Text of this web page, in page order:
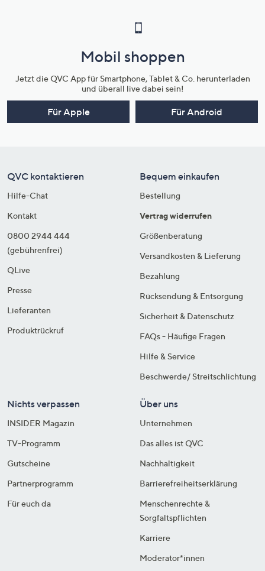
Mobil shoppen
Jetzt die QVC App für Smartphone, Tablet & Co. herunterladen
und überall live dabei sein!
Für Apple Für Android
QVC kontaktieren
Hilfe-Chat
Kontakt
0800 2944 444
(gebührenfrei)
QLive
Presse
Lieferanten
Produktrückruf
Bequem einkaufen
Bestellung
Vertrag widerrufen
Größenberatung
Versandkosten & Lieferung
Bezahlung
Rücksendung & Entsorgung
Sicherheit & Datenschutz
FAQs - Häufige Fragen
Hilfe & Service
Beschwerde/ Streitschlichtung
Nichts verpassen
INSIDER Magazin
TV-Programm
Gutscheine
Partnerprogramm
Für euch da
Über uns
Unternehmen
Das alles ist QVC
Nachhaltigkeit
Barrierefreiheitserklärung
Menschenrechte &
Sorgfaltspflichten
Karriere
Moderator*innen